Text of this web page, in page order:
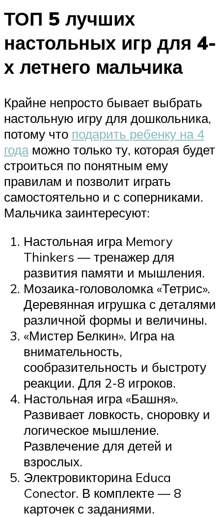
ТОП 5 лучших
настольных игр для 4-
х летнего мальчика
Крайне непросто бывает выбрать
настольную игру для дошкольника,
потому что подарить ребенку на 4
годаможно только ту, которая будет
строиться по понятным ему
правилам и позволит играть
самостоятельно и с соперниками.
Мальчика заинтересуют:
Настольная игра Memory
Thinkers — тренажер для
развития памяти и мышления.
Мозаика-головоломка «Тетрис».
Деревянная игрушка с деталями
различной формы и величины.
«Мистер Белкин». Игра на
внимательность,
сообразительность и быстроту
реакции. Для 2-8 игроков.
Настольная игра «Башня».
Развивает ловкость, сноровку и
логическое мышление.
Развлечение для детей и
взрослых.
Электровикторина Educa
Conector. В комплекте — 8
карточек с заданиями.